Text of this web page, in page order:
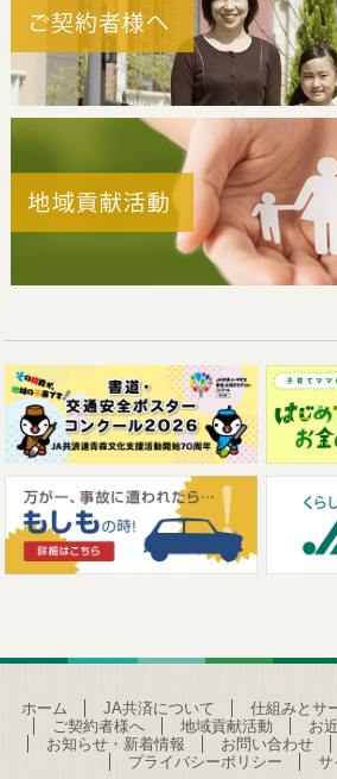
ホーム JA共済について 仕組みとサ
ご契約者様へ
地域貢献活動 お
お知らせ・新着情報
お問い合わせ
プライバシーポリシー
サ